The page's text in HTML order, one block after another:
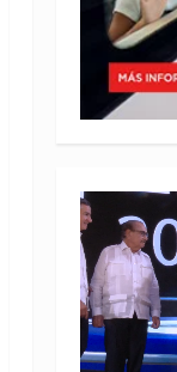
de
vídeo